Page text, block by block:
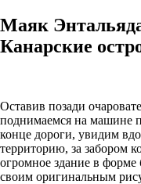
Маяк
Канарские
Оставив позади
поднимаемся на машине
конце дороги, увидим
территорию, за забором
огромное здание в форме
своим оригинальным